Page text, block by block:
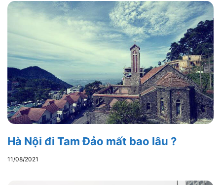
Hà Nội đi Tam Đảo mất bao lâu ?
11/08/2021